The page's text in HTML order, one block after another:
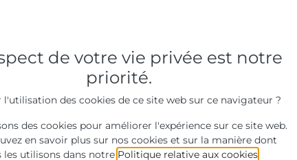
de votre vie privée est notre
priorité.
l'utilisation des cookies de ce site web sur ce navigateur ?
des cookies pour améliorer l'expérience sur ce site web.
en savoir plus sur nos cookies et sur la manière dont
les utilisons dans notre Politique relative aux cookies